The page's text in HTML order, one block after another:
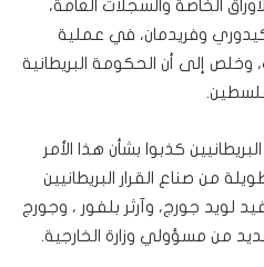
الخاصة والسجلات العامة،
كيدوري وفريدمان، في عملية
وخلص إلى أن الحكومة البريطانية
كذبوا بشأن هذا الأمر
من صناع القرار البريطانيين
لويد جورج، وآرثر بلفور ، وجورج
من مسؤولي وزارة الخارجية.